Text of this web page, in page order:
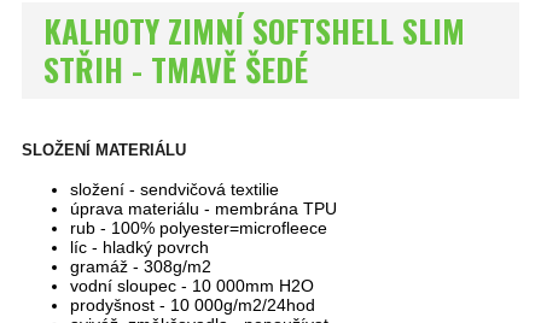
KALHOTY ZIMNÍ SOFTSHELL SLIM
STŘIH - TMAVĚ ŠEDÉ
SLOŽENÍ MATERIÁLU
složení - sendvičová textilie
úprava materiálu - membrána TPU
rub - 100% polyester=microfleece
líc - hladký povrch
gramáž - 308g/m2
vodní sloupec - 10 000mm H2O
prodyšnost - 10 000g/m2/24hod